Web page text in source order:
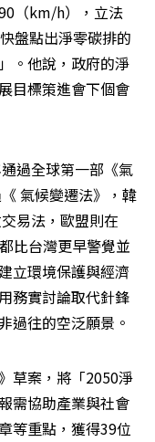
（km/h），立法
盤點出淨零碳排的
。他說，政府的淨
目標策進會下個會
過全球第一部《氣
氣候變遷法》，韓
易法，歐盟則在
比台灣更早警覺並
立環境保護與經濟
務實討論取代針鋒
過往的空泛願景。
草案，將「2050淨
需協助產業與社會
等重點，獲得39位